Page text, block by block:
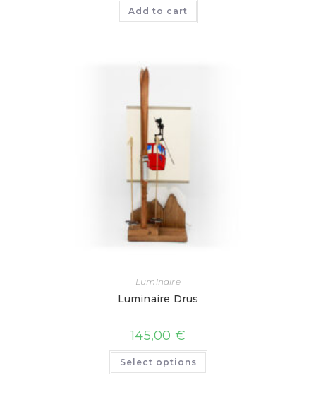
Add to cart
Luminaire
Luminaire Drus
145,00 €
Select options